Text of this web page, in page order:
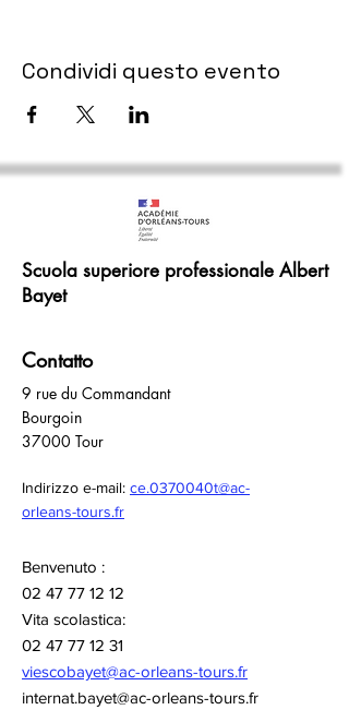
Condividi questo evento
Scuola superiore professionale Albert
Bayet
Contatto
9 rue du Commandant
Bourgoin
37000 Tour
Indirizzo e-mail: ce.0370040t@ac-
orleans-tours.fr
Benvenuto :
02 47 77 12 12
Vita scolastica:
02 47 77 12 31
viescobayet@ac-orleans-tours.fr
internat.bayet@ac-orleans-tours.fr